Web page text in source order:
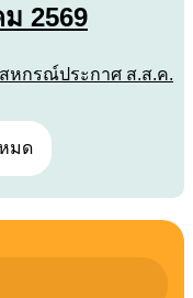
2569
สหกรณ์ประกาศ ส.ส.ค.
มด